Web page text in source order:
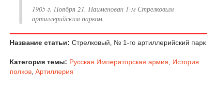
1905 г. Ноября 21. Наименован 1-м Стрелковым
артиллерийским парком.
Название статьи: Стрелковый, № 1-го артиллерийский парк
Категория темы: Русская Императорская армия
История
полков Артиллерия